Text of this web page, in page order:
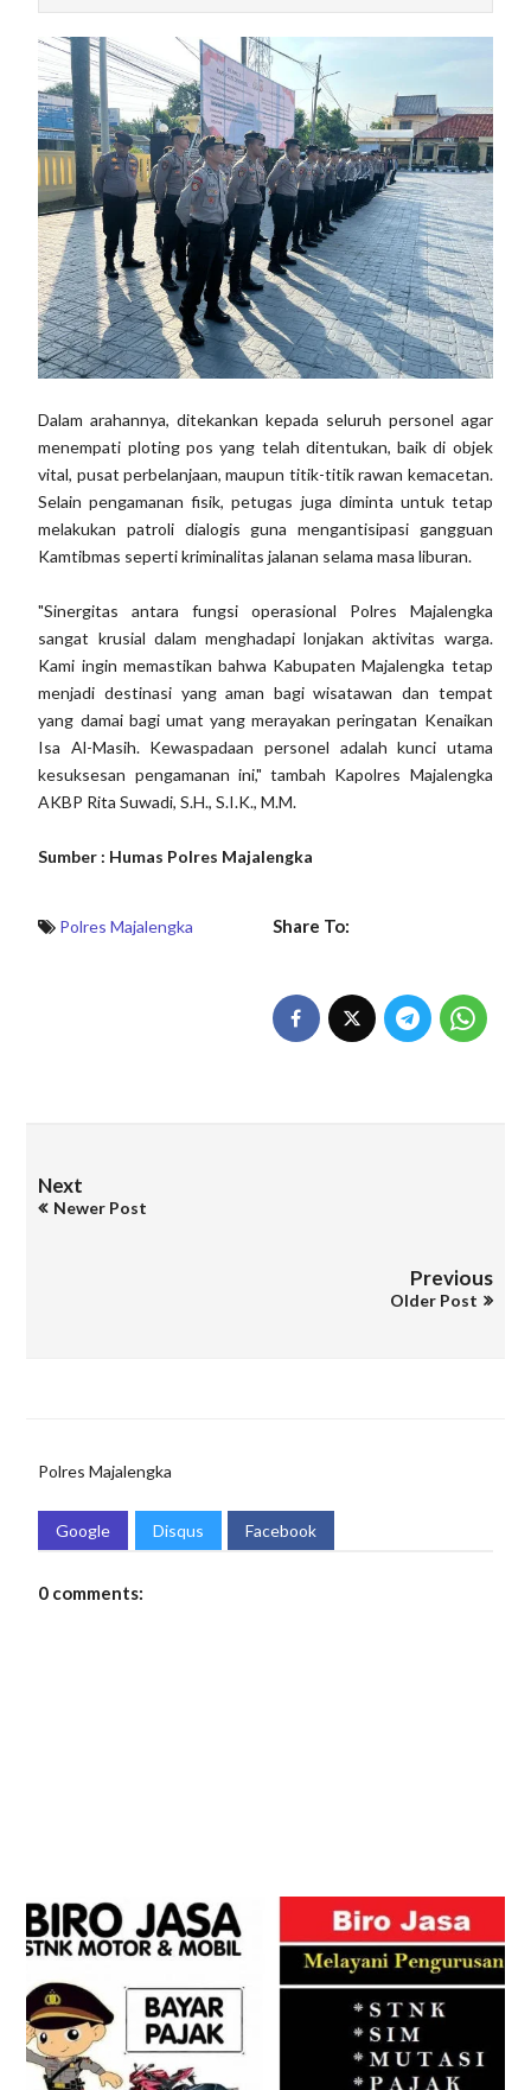
Dalam arahannya, ditekankan kepada seluruh personel agar
menempati ploting pos yang telah ditentukan, baik di objek
vital, pusat perbelanjaan, maupun titik-titik rawan kemacetan.
Selain pengamanan fisik, petugas juga diminta untuk tetap
melakukan patroli dialogis guna mengantisipasi gangguan
Kamtibmas seperti kriminalitas jalanan selama masa liburan.
"Sinergitas antara fungsi operasional Polres Majalengka
sangat krusial dalam menghadapi lonjakan aktivitas warga.
Kami ingin memastikan bahwa Kabupaten Majalengka tetap
menjadi destinasi yang aman bagi wisatawan dan tempat
yang damai bagi umat yang merayakan peringatan Kenaikan
Isa Al-Masih. Kewaspadaan personel adalah kunci utama
kesuksesan pengamanan ini," tambah Kapolres Majalengka
AKBP Rita Suwadi, S.H., S.I.K., M.M.
Sumber : Humas Polres Majalengka
Polres Majalengka Share To:
Next
Newer Post
Previous
Older Post
Polres Majalengka
Google Disqus Facebook
0 comments: